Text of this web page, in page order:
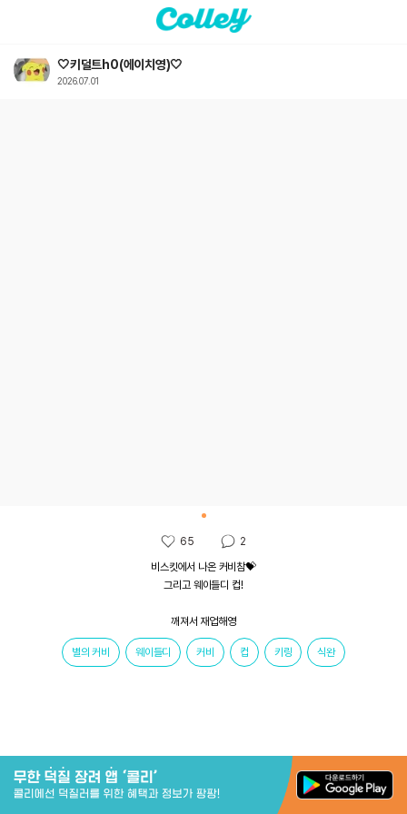
🤍키덜트h0(에이치영)🤍
2026.07.01
65 2
비스킷에서 나온 커비참💝
그리고 웨이들디 컵!
깨져서 재업해영
별의 커비 웨이들디 커비 컵 키링 식완